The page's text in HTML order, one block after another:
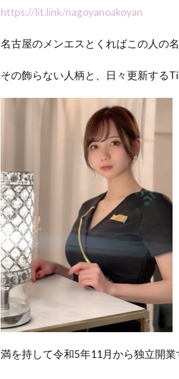
https://lit.link/nagoyanoakoyan
名古屋のメンエスとくればこの人の
その飾らない人柄と、日々更新する
満を持して令和5年11月から独立開